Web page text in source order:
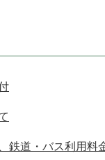
鉄道・バス利用料